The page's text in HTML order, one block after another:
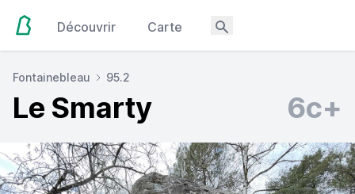
Découvrir Carte
Fontainebleau 95.2
Le Smarty 6c+